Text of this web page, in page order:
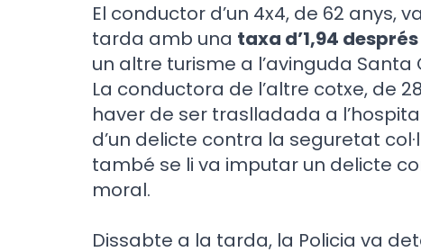
El conductor d’un 4x4, de 62 anys,
tarda amb una taxa d’1,94
un altre turisme a l’avinguda
La conductora de l’altre cotxe, de
haver de ser traslladada a
d’un delicte contra la seguretat
també se li va imputar un delicte
moral.
Dissabte a la tarda, la Policia va